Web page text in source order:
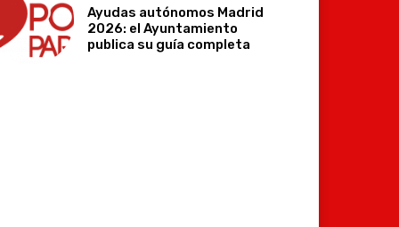
Ayudas autónomos Madrid
2026: el Ayuntamiento
publica su guía completa